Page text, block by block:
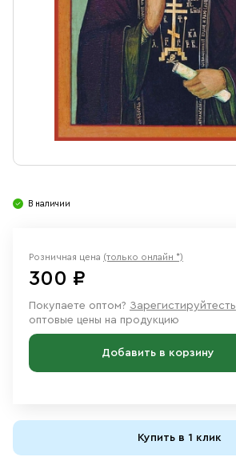
Ювелирные изделия
В наличии
Розничная цена (только онлайн *)
300 ₽
Покупаете оптом? Зарегистируйтесть
оптовые цены на продукцию
Добавить в корзину
Купить в 1 клик